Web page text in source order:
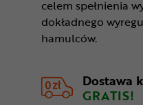
celem spełnienia
dokładnego
hamulców.
Dostawa
GRATIS!